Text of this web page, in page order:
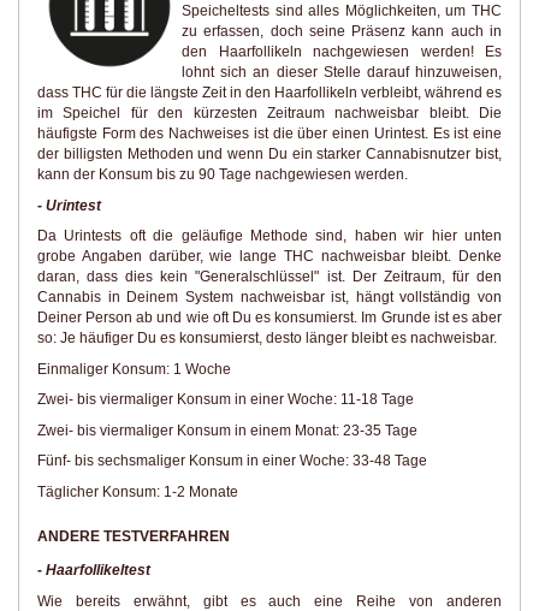
Speicheltests sind alles Möglichkeiten, um THC
zu erfassen, doch seine Präsenz kann auch in
den Haarfollikeln nachgewiesen werden! Es
lohnt sich an dieser Stelle darauf hinzuweisen,
dass THC für die längste Zeit in den Haarfollikeln verbleibt, während es
im Speichel für den kürzesten Zeitraum nachweisbar bleibt. Die
häufigste Form des Nachweises ist die über einen Urintest. Es ist eine
der billigsten Methoden und wenn Du ein starker Cannabisnutzer bist,
kann der Konsum bis zu 90 Tage nachgewiesen werden.
- Urintest
Da Urintests oft die geläufige Methode sind, haben wir hier unten
grobe Angaben darüber, wie lange THC nachweisbar bleibt. Denke
daran, dass dies kein "Generalschlüssel" ist. Der Zeitraum, für den
Cannabis in Deinem System nachweisbar ist, hängt vollständig von
Deiner Person ab und wie oft Du es konsumierst. Im Grunde ist es aber
so: Je häufiger Du es konsumierst, desto länger bleibt es nachweisbar.
Einmaliger Konsum: 1 Woche
Zwei- bis viermaliger Konsum in einer Woche: 11-18 Tage
Zwei- bis viermaliger Konsum in einem Monat: 23-35 Tage
Fünf- bis sechsmaliger Konsum in einer Woche: 33-48 Tage
Täglicher Konsum: 1-2 Monate
ANDERE TESTVERFAHREN
- Haarfollikeltest
Wie bereits erwähnt, gibt es auch eine Reihe von anderen